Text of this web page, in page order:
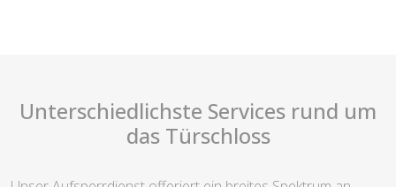
Unterschiedlichste Services rund um
das Türschloss